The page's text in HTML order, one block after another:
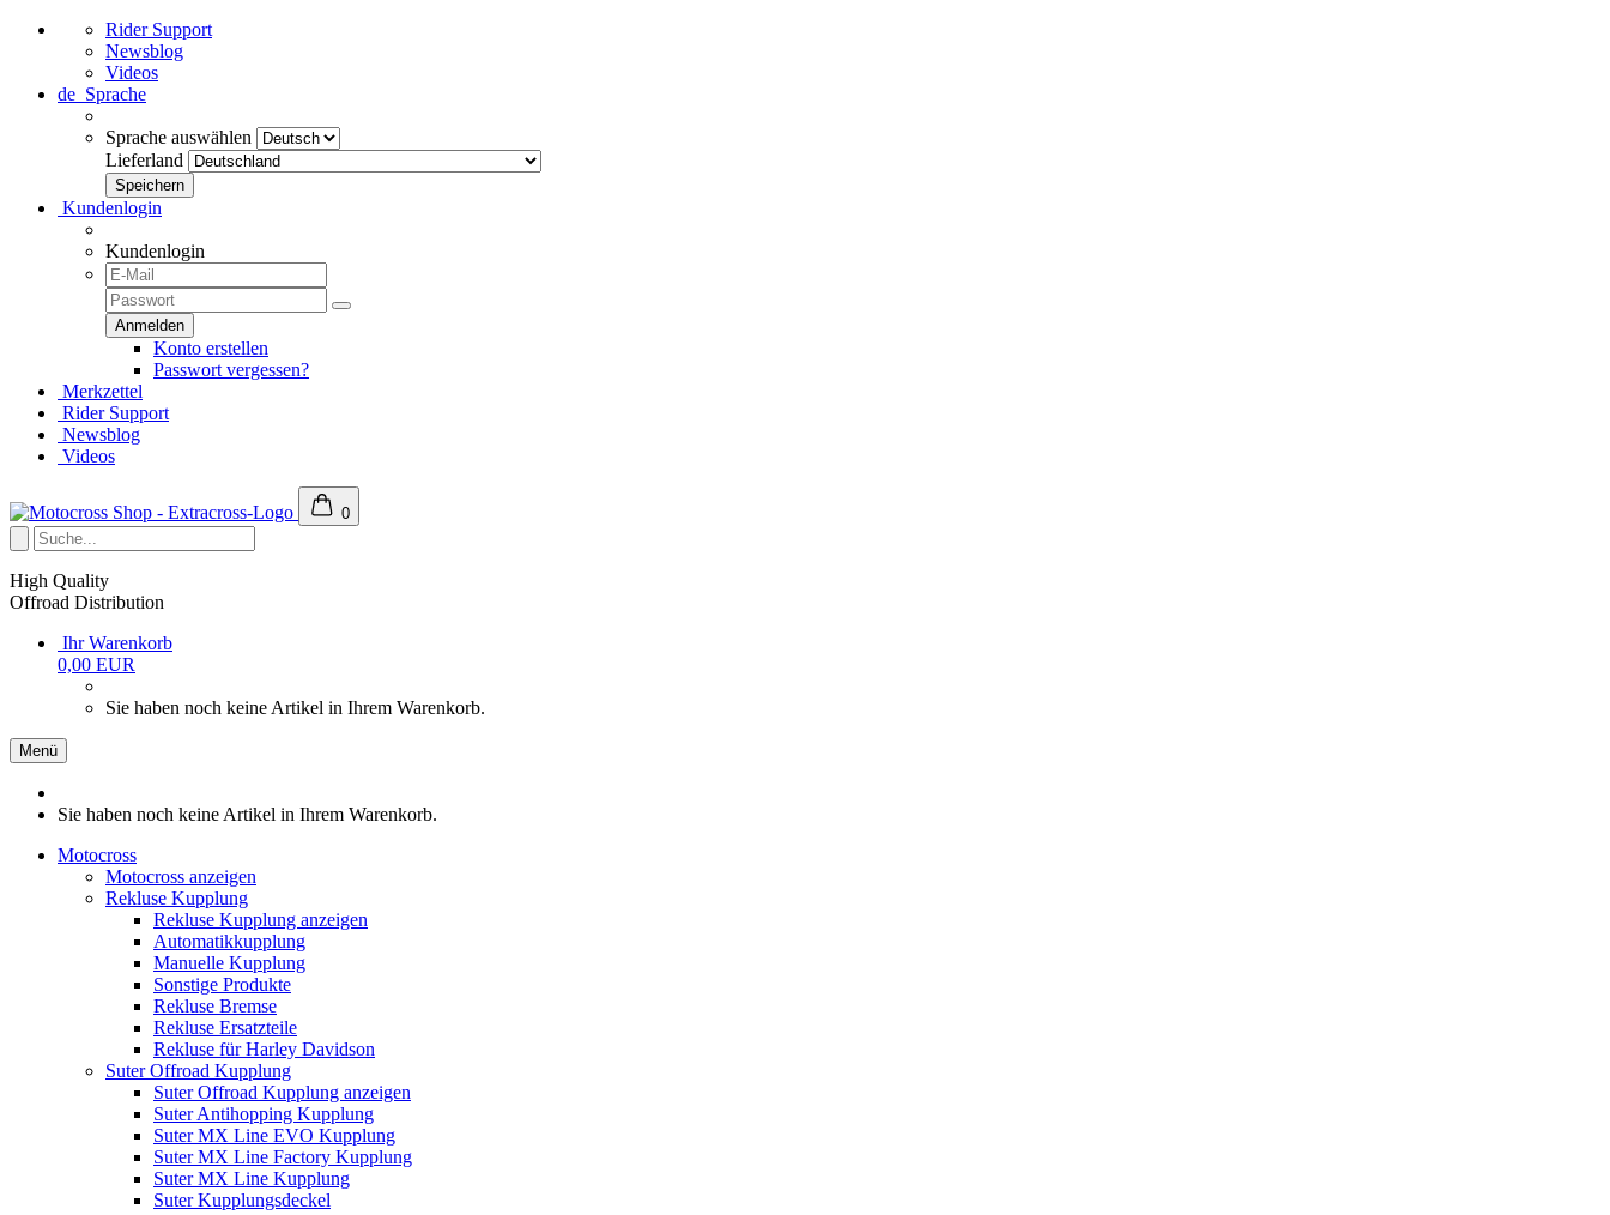
Rider Support
Newsblog
Videos
de Sprache
Sprache auswählen
Lieferland
Kundenlogin
Kundenlogin
Konto erstellen
Passwort vergessen?
Merkzettel
Rider Support
Newsblog
Videos
0
High Quality
Offroad Distribution
Ihr Warenkorb
0,00 EUR
Sie haben noch keine Artikel in Ihrem Warenkorb.
Menü
Sie haben noch keine Artikel in Ihrem Warenkorb.
Motocross
Motocross anzeigen
Rekluse Kupplung
Rekluse Kupplung anzeigen
Automatikkupplung
Manuelle Kupplung
Sonstige Produkte
Rekluse Bremse
Rekluse Ersatzteile
Rekluse für Harley Davidson
Suter Offroad Kupplung
Suter Offroad Kupplung anzeigen
Suter Antihopping Kupplung
Suter MX Line EVO Kupplung
Suter MX Line Factory Kupplung
Suter MX Line Kupplung
Suter Kupplungsdeckel